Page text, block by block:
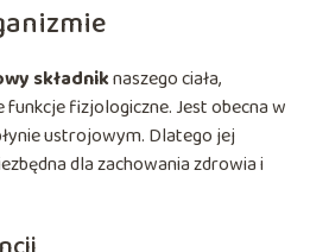
składniknaszego ciała,
fizjologiczne. Jest obecna w
ustrojowym. Dlatego jej
dla zachowania zdrowia i